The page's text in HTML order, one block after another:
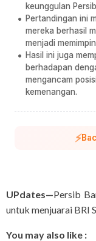
keunggulan
Pertandingan ini
mereka berhasil
menjadi
Hasil ini juga
berhadapan
mengancam
kemenangan.
⚡
UPdates—Persib
untuk menjuarai BRI
You may also like :